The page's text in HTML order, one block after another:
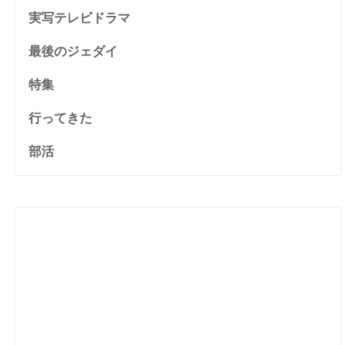
実写テレビドラマ
最後のジェダイ
特集
行ってきた
部活